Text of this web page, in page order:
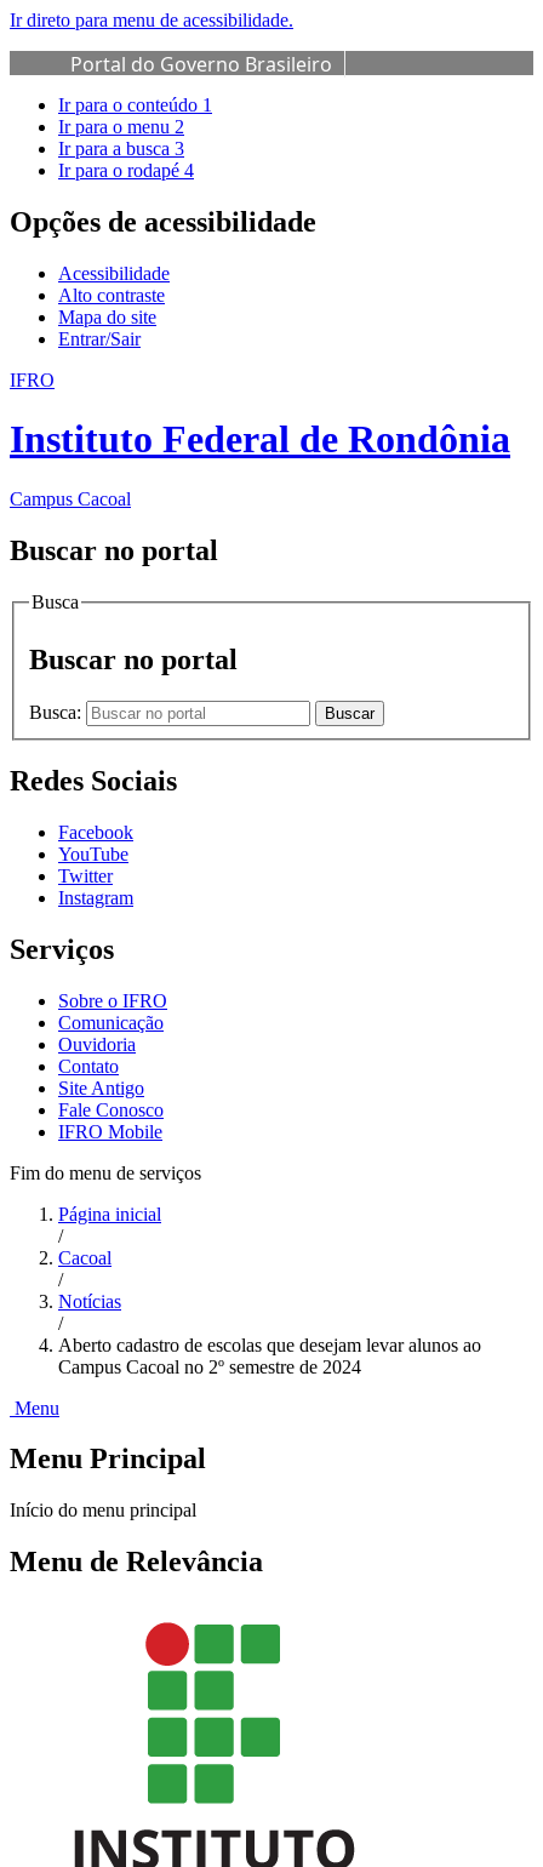
Ir direto para menu de acessibilidade.
Portal do Governo Brasileiro
Ir para o conteúdo 1
Ir para o menu 2
Ir para a busca 3
Ir para o rodapé 4
Opções de acessibilidade
Acessibilidade
Alto contraste
Mapa do site
Entrar/Sair
IFRO
Instituto Federal de Rondônia
Campus Cacoal
Buscar no portal
Busca
Buscar no portal
Busca: Buscar
Redes Sociais
Facebook
YouTube
Twitter
Instagram
Serviços
Sobre o IFRO
Comunicação
Ouvidoria
Contato
Site Antigo
Fale Conosco
IFRO Mobile
Fim do menu de serviços
Página inicial
/
Cacoal
/
Notícias
/
Aberto cadastro de escolas que desejam levar alunos ao
Campus Cacoal no 2º semestre de 2024
Menu
Menu Principal
Início do menu principal
Menu de Relevância